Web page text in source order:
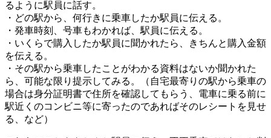
るように駅員に話す。
・どの駅から、何行きに乗車したか駅員に伝える。
・発車時刻、号車もわかれば、駅員に伝える。
・いくらで購入したか駅員に聞かれたら、きちんと購入金額
を伝える。
・その駅から乗車したことがわかる資料はないか聞かれた
ら、可能な限り提示してみる。（自宅最寄りの駅から乗車の
場合は身分証明書で住所を確認してもらう、電車に乗る前に
駅近くのコンビニ等に寄ったのであればそのレシートを見せ
る、など）